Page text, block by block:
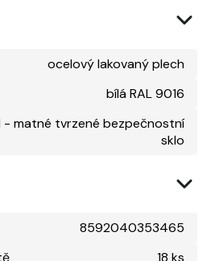
ocelový lakovaný plech
bílá RAL 9016
- matné tvrzené bezpečnostní
sklo
8592040353465
18 ks